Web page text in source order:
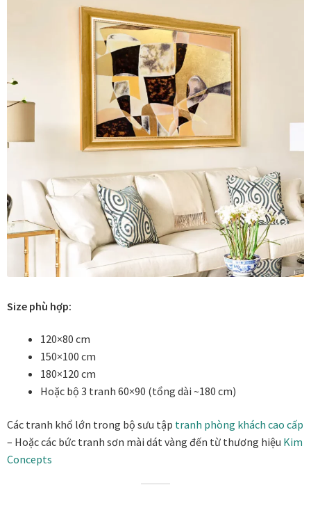
Thông tin chung & hỗ trợ
Tối ưu chất lượng hình ảnh
Trang mẫu
Tranh biểu tượng văn hoá Việt Nam
Tranh dán tường
Tranh dự án
Tranh nhà ở cao cấp
Tranh trang trí văn phòng
Tranh hoa sen treo phòng thờ
Size phù hợp:
120×80 cm
150×100 cm
180×120 cm
Hoặc bộ 3 tranh 60×90 (tổng dài ~180 cm)
Các tranh khổ lớn trong bộ sưu tập tranh phòng khách cao cấp
– Hoặc các bức tranh sơn mài dát vàng đến từ thương hiệu Kim
Concepts